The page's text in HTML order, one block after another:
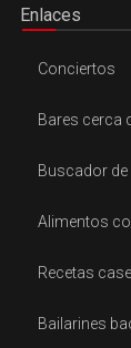
Enlaces
Conciertos
Bares cerca
Buscador
Alimentos
Recetas
Bailarines